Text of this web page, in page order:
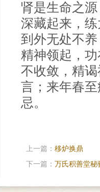
肾是生命之
深藏起来，
到外无处不
精神领起，
不收敛，精
言；来年春
忌。
上一篇： 移炉换鼎
下一篇： 万氏积善堂秘